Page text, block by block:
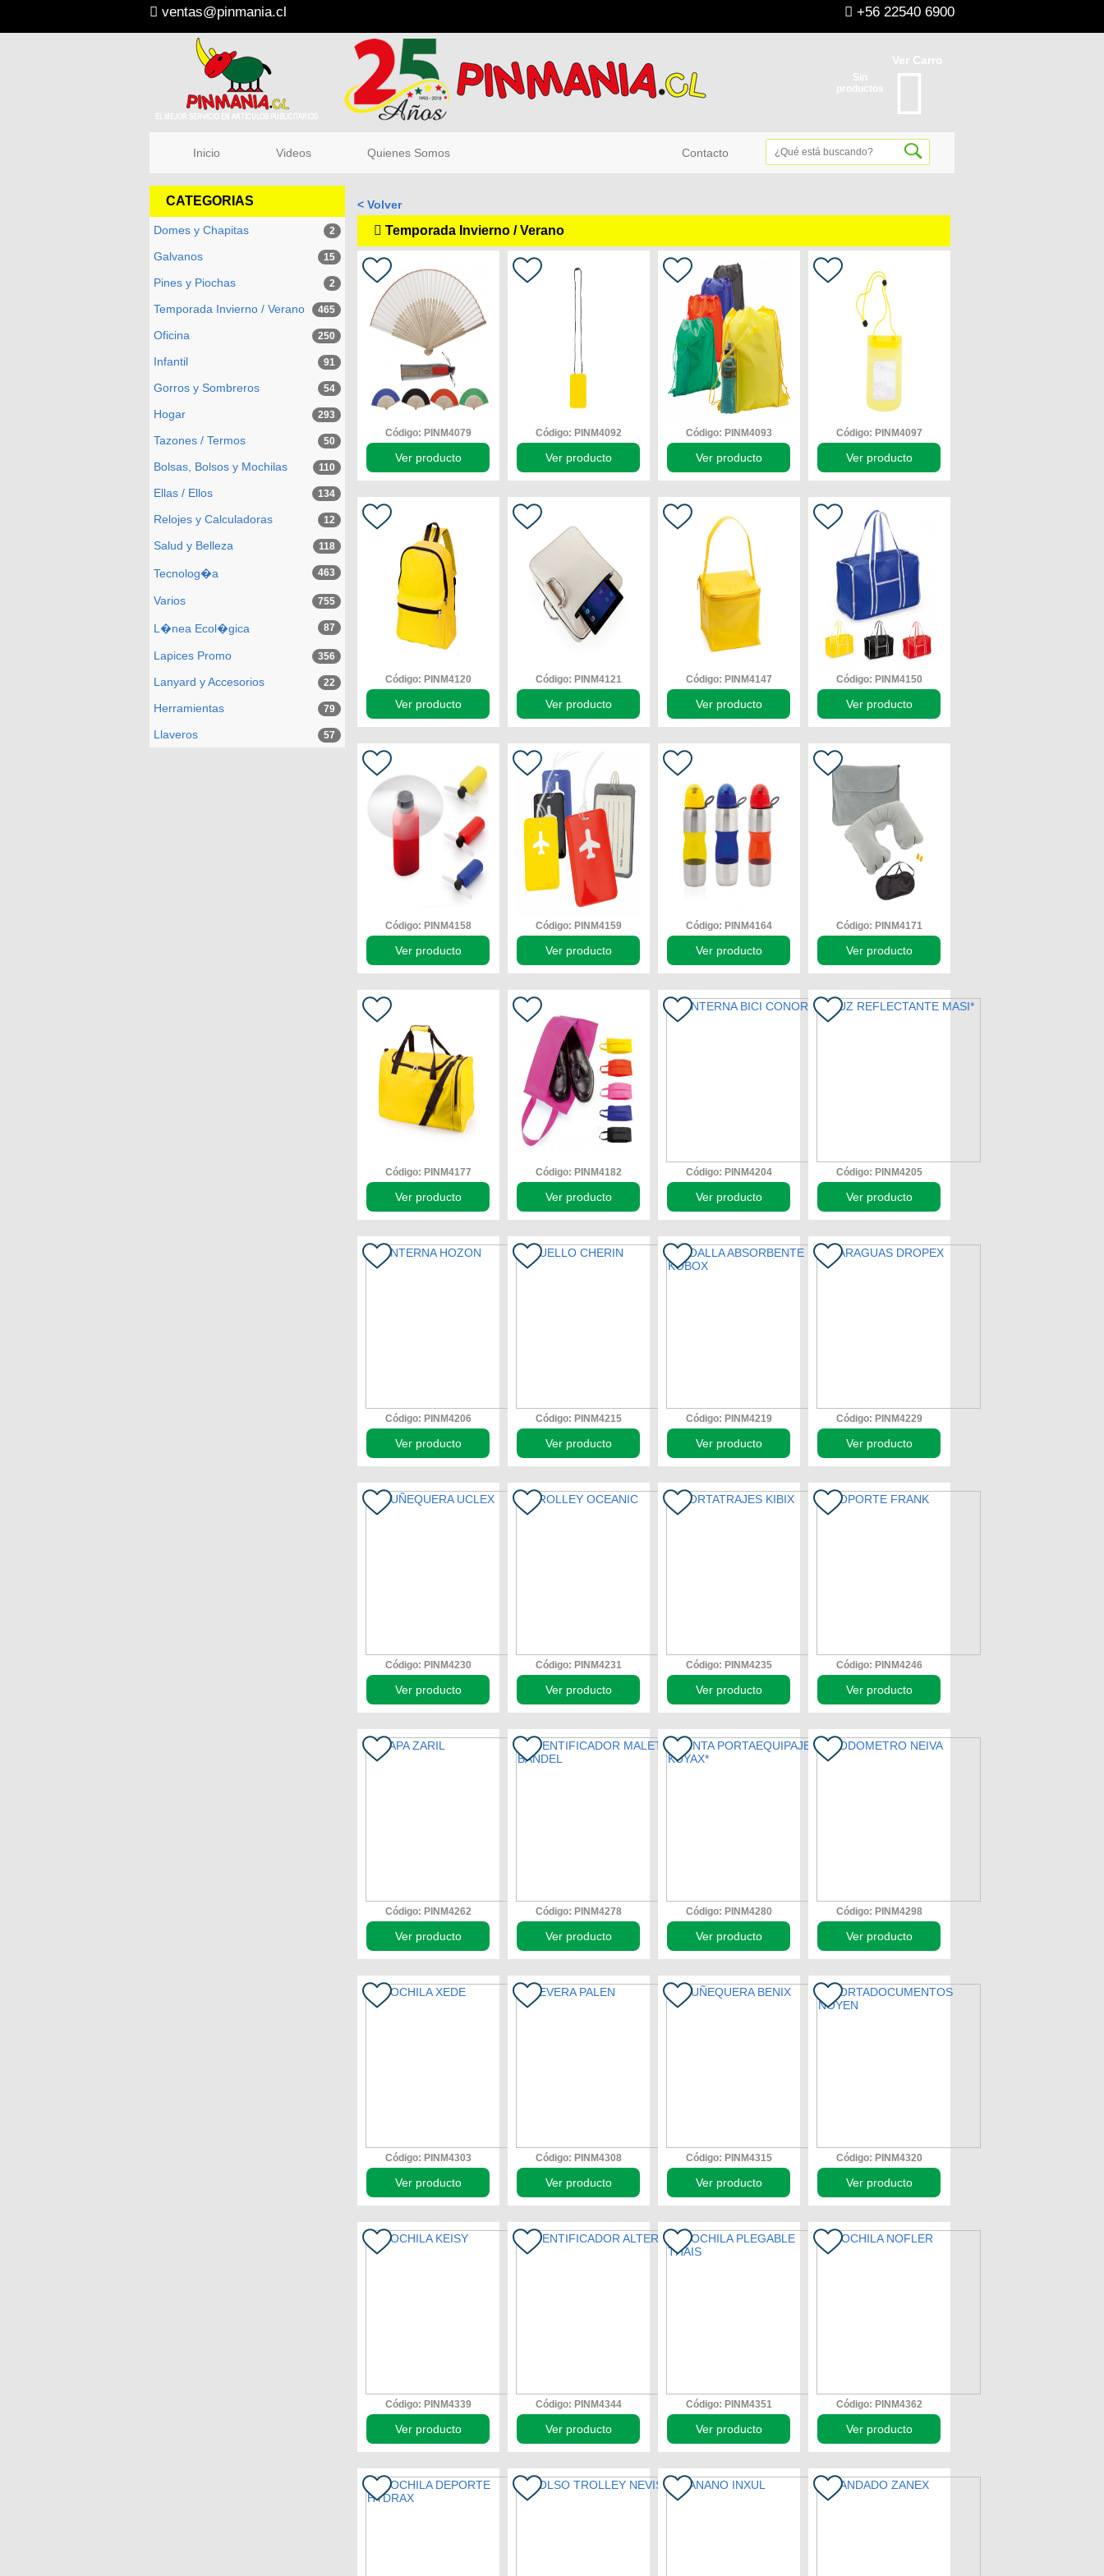
ventas@pinmania.cl +56 22540 6900
Ver Carro
Sin
productos
Inicio Videos Quienes Somos Contacto
CATEGORIAS
Domes y Chapitas 2
Galvanos 15
Pines y Piochas 2
Temporada Invierno / Verano 465
Oficina 250
Infantil 91
Gorros y Sombreros 54
Hogar 293
Tazones / Termos 50
Bolsas, Bolsos y Mochilas 110
Ellas / Ellos 134
Relojes y Calculadoras 12
Salud y Belleza 118
Tecnolog�a 463
Varios 755
L�nea Ecol�gica 87
Lapices Promo 356
Lanyard y Accesorios 22
Herramientas 79
Llaveros 57
< Volver
Temporada Invierno / Verano
Código: PINM4079
Ver producto
Código: PINM4092
Ver producto
Código: PINM4093
Ver producto
Código: PINM4097
Ver producto
Código: PINM4120
Ver producto
Código: PINM4121
Ver producto
Código: PINM4147
Ver producto
Código: PINM4150
Ver producto
Código: PINM4158
Ver producto
Código: PINM4159
Ver producto
Código: PINM4164
Ver producto
Código: PINM4171
Ver producto
Código: PINM4177
Ver producto
Código: PINM4182
Ver producto
Código: PINM4204
Ver producto
Código: PINM4205
Ver producto
Código: PINM4206
Ver producto
Código: PINM4215
Ver producto
Código: PINM4219
Ver producto
Código: PINM4229
Ver producto
Código: PINM4230
Ver producto
Código: PINM4231
Ver producto
Código: PINM4235
Ver producto
Código: PINM4246
Ver producto
Código: PINM4262
Ver producto
Código: PINM4278
Ver producto
Código: PINM4280
Ver producto
Código: PINM4298
Ver producto
Código: PINM4303
Ver producto
Código: PINM4308
Ver producto
Código: PINM4315
Ver producto
Código: PINM4320
Ver producto
Código: PINM4339
Ver producto
Código: PINM4344
Ver producto
Código: PINM4351
Ver producto
Código: PINM4362
Ver producto